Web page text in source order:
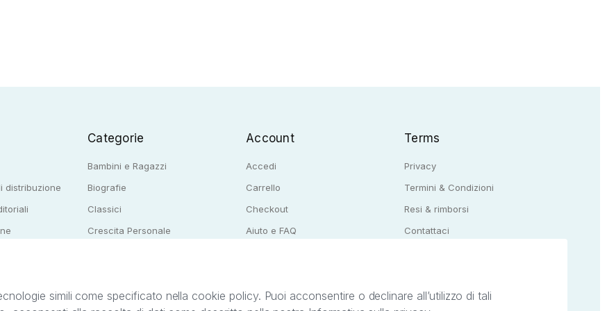
distribuzione
Categorie
Bambini e Ragazzi
Biografie
Classici
Crescita Personale
Account
Accedi
Carrello
Checkout
Aiuto e FAQ
Terms
Privacy
Termini & Condizioni
Resi & rimborsi
Contattaci
simili come specificato nella cookie policy. Puoi acconsentire o declinare all’utilizzo di tali